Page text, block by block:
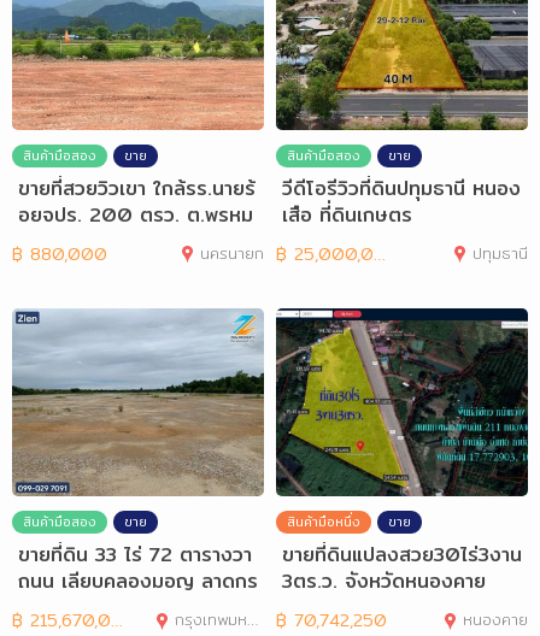
สินค้ามือสอง ขาย
ขายที่สวยวิวเขา ใกล้รร.นายร้
อยจปร. 200 ตรว. ต.พรหม
ณี
฿ 880,000 นครนายก
สินค้ามือสอง ขาย
วีดีโอรีวิวที่ดินปทุมธานี หนอง
เสือ ที่ดินเกษตร
฿ 25,000,000 ปทุมธานี
สินค้ามือสอง ขาย
ขายที่ดิน 33 ไร่ 72 ตารางวา
ถนน เลียบคลองมอญ ลาดกร
ะบัง
฿ 215,670,000 กรุงเทพมหานคร
สินค้ามือหนึ่ง ขาย
ขายที่ดินแปลงสวย30ไร่3งาน
3ตร.ว. จังหวัดหนองคาย
฿ 70,742,250 หนองคาย